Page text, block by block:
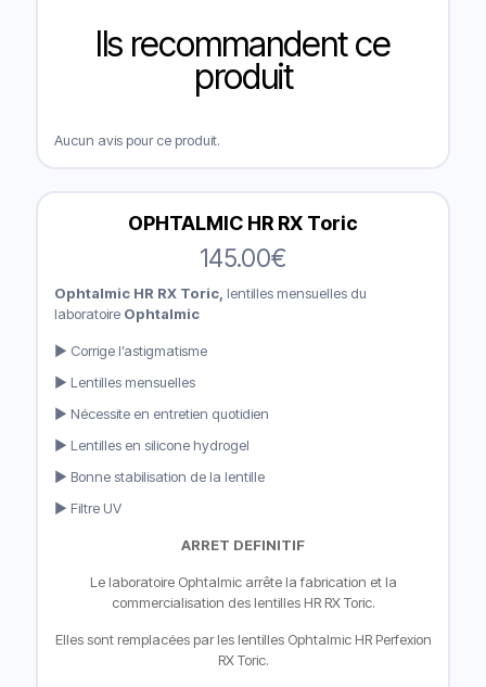
Ils recommandent ce
produit
Aucun avis pour ce produit.
OPHTALMIC HR RX Toric
145.00€
Ophtalmic HR RX Toric, lentilles mensuelles du
laboratoire Ophtalmic
► Corrige l’astigmatisme
► Lentilles mensuelles
► Nécessite en entretien quotidien
► Lentilles en silicone hydrogel
► Bonne stabilisation de la lentille
► Filtre UV
ARRET DEFINITIF
Le laboratoire Ophtalmic arrête la fabrication et la
commercialisation des lentilles HR RX Toric.
Elles sont remplacées par les lentilles Ophtalmic HR Perfexion
RX Toric.